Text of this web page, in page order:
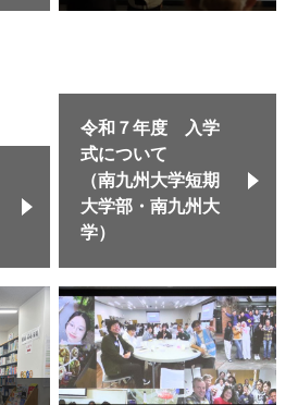
令和７年度 入学
式について
（南九州大学短期
大学部・南九州大
学）